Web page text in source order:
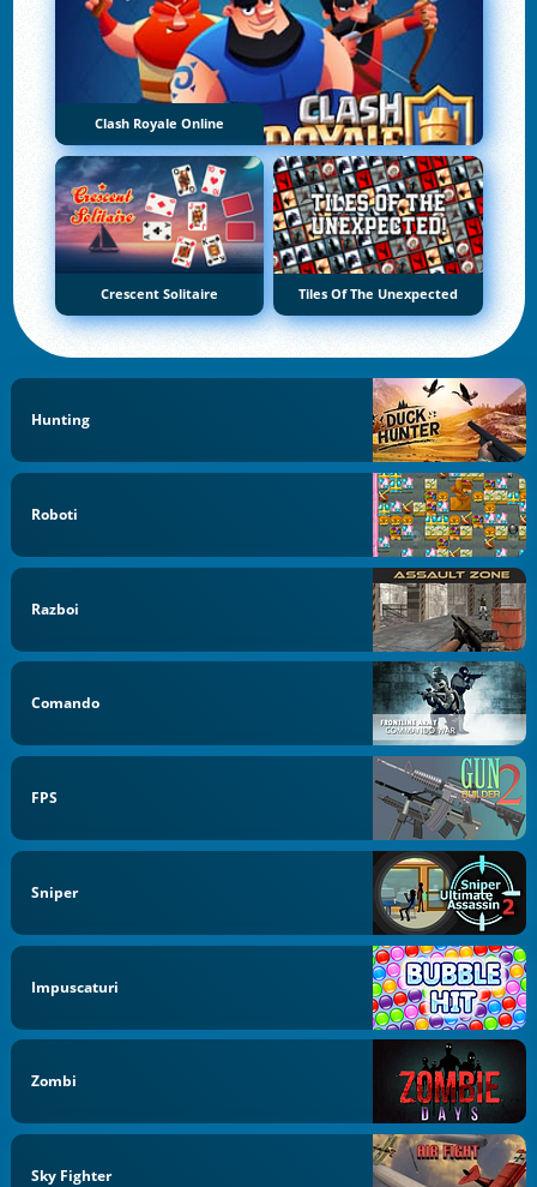
Clash Royale Online
Crescent Solitaire Tiles Of The Unexpected
Hunting
Roboti
Razboi
Comando
FPS
Sniper
Impuscaturi
Zombi
Sky Fighter